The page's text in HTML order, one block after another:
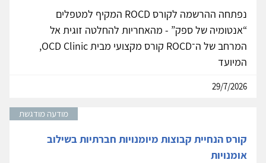
נפתחה ההרשמה לקורס ROCD המקיף למטפלים
“אנטומיה של ספק” - מהאחריות להחלטה זוגית אל
המרחב של ה־ROCD קורס מקצועי מבית OCD Clinic,
המיועד
29/7/2026
מודעה מודגשת
קורס הנחיית קבוצות מיומנויות חברתיות בשילוב
אומנויות